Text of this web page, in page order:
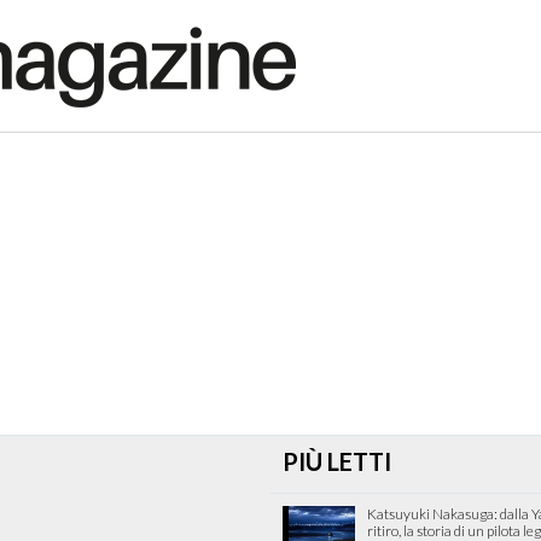
PIÙ LETTI
Katsuyuki Nakasuga: dalla
ritiro, la storia di un pilota